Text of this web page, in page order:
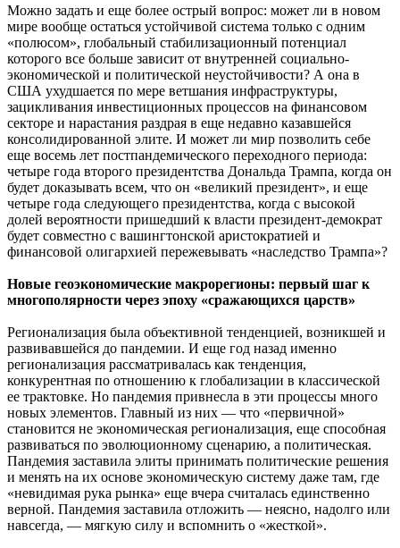
Можно задать и еще более острый вопрос: может ли в новом
мире вообще остаться устойчивой система только с одним
«полюсом», глобальный стабилизационный потенциал
которого все больше зависит от внутренней социально-
экономической и политической неустойчивости? А она в
США ухудшается по мере ветшания инфраструктуры,
зацикливания инвестиционных процессов на финансовом
секторе и нарастания раздрая в еще недавно казавшейся
консолидированной элите. И может ли мир позволить себе
еще восемь лет постпандемического переходного периода:
четыре года второго президентства Дональда Трампа, когда он
будет доказывать всем, что он «великий президент», и еще
четыре года следующего президентства, когда с высокой
долей вероятности пришедший к власти президент-демократ
будет совместно с вашингтонской аристократией и
финансовой олигархией пережевывать «наследство Трампа»?
Новые геоэкономические макрорегионы: первый шаг к
многополярности через эпоху «сражающихся царств»
Регионализация была объективной тенденцией, возникшей и
развивавшейся до пандемии. И еще год назад именно
регионализация рассматривалась как тенденция,
конкурентная по отношению к глобализации в классической
ее трактовке. Но пандемия привнесла в эти процессы много
новых элементов. Главный из них — что «первичной»
становится не экономическая регионализация, еще способная
развиваться по эволюционному сценарию, а политическая.
Пандемия заставила элиты принимать политические решения
и менять на их основе экономическую систему даже там, где
«невидимая рука рынка» еще вчера считалась единственно
верной. Пандемия заставила отложить — неясно, надолго или
навсегда, — мягкую силу и вспомнить о «жесткой».